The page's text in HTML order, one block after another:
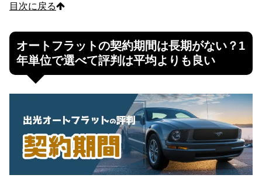
目次に戻る
オートフラットの契約期間は長期がない？1
年単位で選べて評判は平均よりも良い